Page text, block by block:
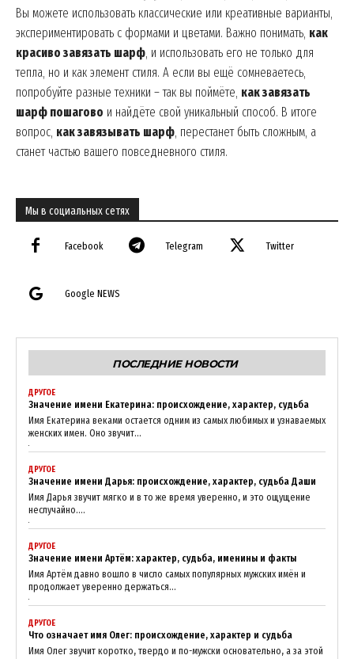
Вы можете использовать классические или креативные варианты,
экспериментировать с формами и цветами. Важно понимать, как
красиво завязать шарф , и использовать его не только для
тепла, но и как элемент стиля. А если вы ещё сомневаетесь,
попробуйте разные техники – так вы поймёте, как завязать
шарф пошагово и найдёте свой уникальный способ. В итоге
вопрос, как завязывать шарф , перестанет быть сложным, а
станет частью вашего повседневного стиля.
Мы в социальных сетях
Facebook Telegram Twitter
Google NEWS
ПОСЛЕДНИЕ НОВОСТИ
ДРУГОЕ
Значение имени Екатерина: происхождение, характер, судьба
Имя Екатерина веками остается одним из самых любимых и узнаваемых
женских имен. Оно звучит...
ДРУГОЕ
Значение имени Дарья: происхождение, характер, судьба Даши
Имя Дарья звучит мягко и в то же время уверенно, и это ощущение
неслучайно....
ДРУГОЕ
Значение имени Артём: характер, судьба, именины и факты
Имя Артём давно вошло в число самых популярных мужских имён и
продолжает уверенно держаться...
ДРУГОЕ
Что означает имя Олег: происхождение, характер и судьба
Имя Олег звучит коротко, твердо и по-мужски основательно, а за этой